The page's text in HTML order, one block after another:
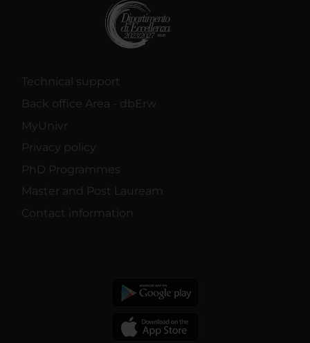
Technical support
Back office Area - dbErw
MyUnivr
Privacy policy
PhD Programmes
Master and Post Lauream
Contact information